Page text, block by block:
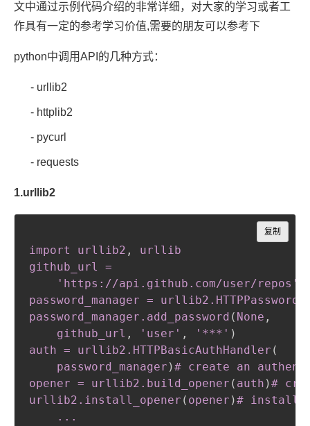
文中通过示例代码介绍的非常详细，对大家的学习或者工
作具有一定的参考学习价值,需要的朋友可以参考下
python中调用API的几种方式：
- urllib2
- httplib2
- pycurl
- requests
1.urllib2
import urllib2 ,
urllib
github_url =
	'https://api
.github .com/user/repos'
password_manager = urllib2
password_manager .add_password ( None ,
	github_url
, 'user' , '***' )
auth = urllib2 .HTTPBasicAuthHandler (
	password_manager
)# create an
opener = urllib2 .build_opener ( auth )#
urllib2 .install_opener ( opener )# install
复制
Copy